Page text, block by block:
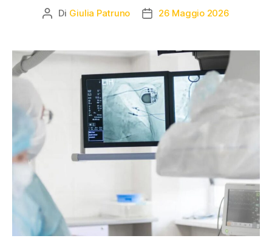
Di Giulia Patruno 26 Maggio 2026